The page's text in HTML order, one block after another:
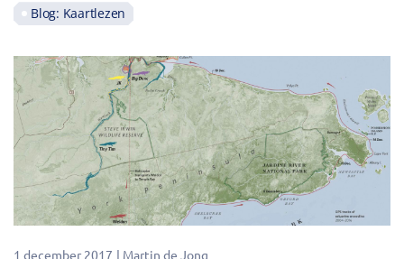
Blog: Kaartlezen
1 december 2017 Martin de Jong